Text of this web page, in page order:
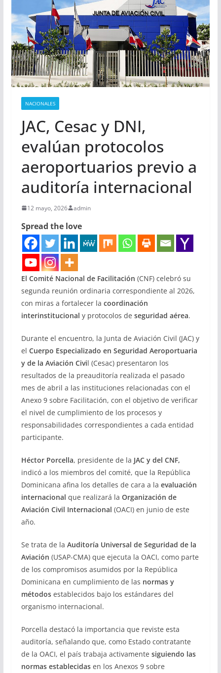
NACIONALES
JAC, Cesac y DNI,
evalúan protocolos
aeroportuarios previo a
auditoría internacional
12 mayo, 2026 admin
Spread the love
El Comité Nacional de Facilitación (CNF) celebró su
segunda reunión ordinaria correspondiente al 2026,
con miras a fortalecer la coordinación
interinstitucional y protocolos de seguridad aérea.
Durante el encuentro, la Junta de Aviación Civil (JAC) y
el Cuerpo Especializado en Seguridad Aeroportuaria
y de la Aviación Civil (Cesac) presentaron los
resultados de la preauditoría realizada el pasado
mes de abril a las instituciones relacionadas con el
Anexo 9 sobre Facilitación, con el objetivo de verificar
el nivel de cumplimiento de los procesos y
responsabilidades correspondientes a cada entidad
participante.
Héctor Porcella, presidente de la JAC y del CNF,
indicó a los miembros del comité, que la República
Dominicana afina los detalles de cara a la evaluación
internacional que realizará la Organización de
Aviación Civil Internacional (OACI) en junio de este
año.
Se trata de la Auditoría Universal de Seguridad de la
Aviación (USAP-CMA) que ejecuta la OACI, como parte
de los compromisos asumidos por la República
Dominicana en cumplimiento de las normas y
métodosestablecidos bajo los estándares del
organismo internacional.
Porcella destacó la importancia que reviste esta
auditoría, señalando que, como Estado contratante
de la OACI, el país trabaja activamente siguiendo las
normas establecidasen los Anexos 9 sobre